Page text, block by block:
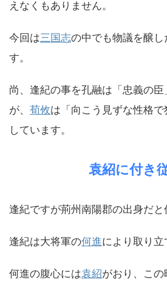
えなくもありません。
今回は三国志の中でも物議を醸し
す。
尚、逢紀の事を孔融は「忠義の
が、 荀攸は「向こう見ずな性格
しています。
袁紹に付き
逢紀ですが荊州南陽郡の出身だと
逢紀は大将軍の何進により取り立
何進の腹心には袁紹がおり、こ